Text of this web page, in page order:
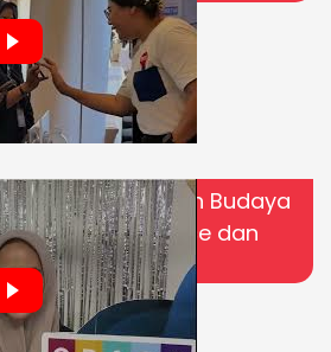
Membangun Budaya
Baik di Head Office dan
JBA